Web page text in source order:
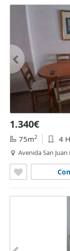
1.340€
75m2 4
Avenida San